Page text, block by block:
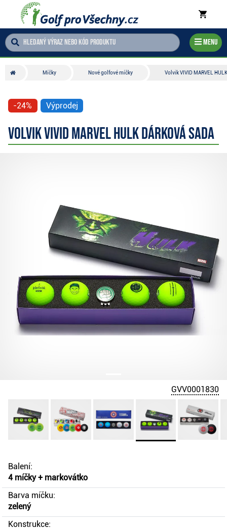
Menu
Míčky Nové golfové míčky Volvik VIVID MARVEL
-24% Výprodej
Volvik VIVID MARVEL HULK dárková sada
GVV0001830
Balení:
4 míčky + markovátko
Barva míčku:
zelený
Konstrukce: